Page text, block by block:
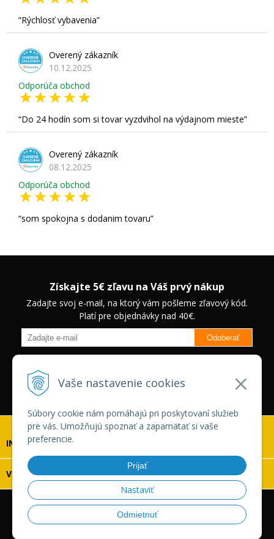
Vaše nastavenie cookies
Súbory cookie nám pomáhajú pri poskytovaní služieb
pre vás. Umožňujú spoznať a zapamätať si vaše
preferencie.
Prijať
Nastaviť
Odmietnuť
Rýchlosť vybavenia
Overený zákazník
10.12.2025
Odporúča obchod
Do 24 hodín som si tovar vyzdvihol na výdajnom mieste
Overený zákazník
08.12.2025
Odporúča obchod
som spokojna s dodanim tovaru
Získajte 5€ zľavu na Váš prvý nákup
Zadajte svoj e-mail, na ktorý vám pošleme zľavový kód.
Platí pre objednávky nad 40€.
Odoberať
zľavách na vybrané produkty.
Neplatí pre Veľkoobchodných
zákazníkov.
INFOLINKA
VŠETKO O NÁKUPE
© 2026 Vaskonaradie.sk •tvorba eshopu cez UNIobchod
webhostingspoločnostiWEBYGROUP